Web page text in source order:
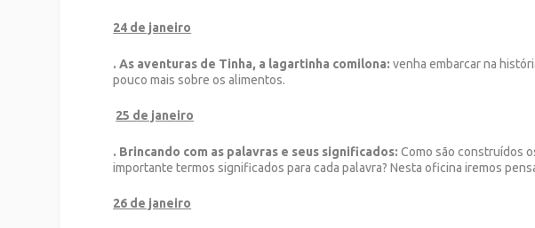
24 de janeiro
. As aventuras de Tinha, a lagartinha comilona:venha embarcar na
pouco mais sobre os alimentos.
25 de janeiro
. Brincando com as palavras e seus significados:Como são construídos
importante termos significados para cada palavra? Nesta oficina iremos
26 de janeiro